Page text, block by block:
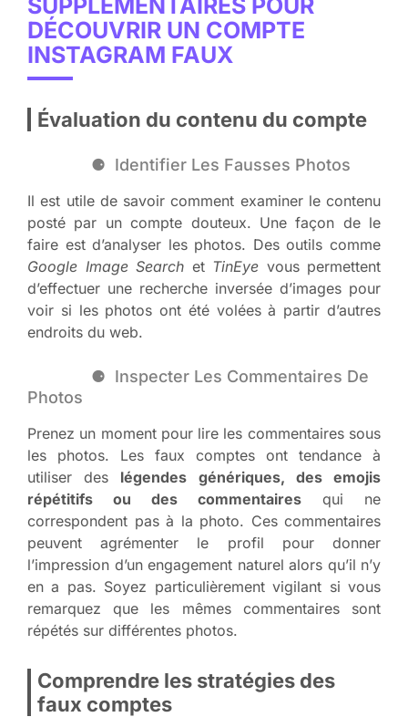
DÉCOUVRIR UN COMPTE
INSTAGRAM FAUX
Évaluation du contenu du compte
Identifier Les Fausses Photos
Il est utile de savoir comment examiner le contenu
posté par un compte douteux. Une façon de le
faire est d’analyser les photos. Des outils comme
Google Image Search et TinEye vous permettent
d’effectuer une recherche inversée d’images pour
voir si les photos ont été volées à partir d’autres
endroits du web.
Inspecter Les Commentaires De
Photos
Prenez un moment pour lire les commentaires sous
les photos. Les faux comptes ont tendance à
utiliser des légendes génériques, des emojis
répétitifs ou des commentaires qui ne
correspondent pas à la photo. Ces commentaires
peuvent agrémenter le profil pour donner
l’impression d’un engagement naturel alors qu’il n’y
en a pas. Soyez particulièrement vigilant si vous
remarquez que les mêmes commentaires sont
répétés sur différentes photos.
Comprendre les stratégies des
faux comptes